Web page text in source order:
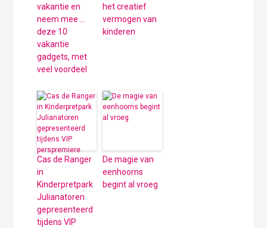
vakantie en
neem mee …
deze 10
vakantie
gadgets, met
veel voordeel
het creatief
vermogen van
kinderen
Cas de Ranger
in
Kinderpretpark
Julianatoren
gepresenteerd
tijdens VIP
De magie van
eenhoorns
begint al vroeg